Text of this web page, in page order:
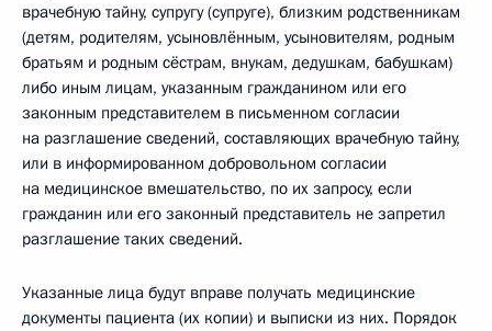
врачебную тайну, супругу (супруге), близким родственникам
(детям, родителям, усыновлённым, усыновителям, родным
братьям и родным сёстрам, внукам, дедушкам, бабушкам)
либо иным лицам, указанным гражданином или его
законным представителем в письменном согласии
на разглашение сведений, составляющих врачебную тайну,
или в информированном добровольном согласии
на медицинское вмешательство, по их запросу, если
гражданин или его законный представитель не запретил
разглашение таких сведений.
Указанные лица будут вправе получать медицинские
документы пациента (их копии) и выписки из них. Порядок